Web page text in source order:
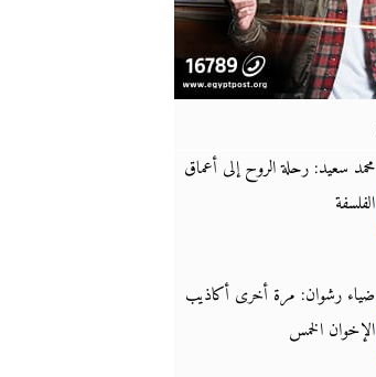
محمد سعيد: رحلة الروح إلى أعماق
الفلسفة
ضياء رشوان: مرة أخرى أكاذيب
الإخوان الخمس